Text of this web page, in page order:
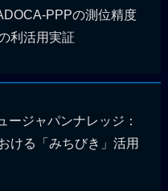
PPPの測位精度
利活用実証
ージャパンナレッジ：
ける「みちびき」活用